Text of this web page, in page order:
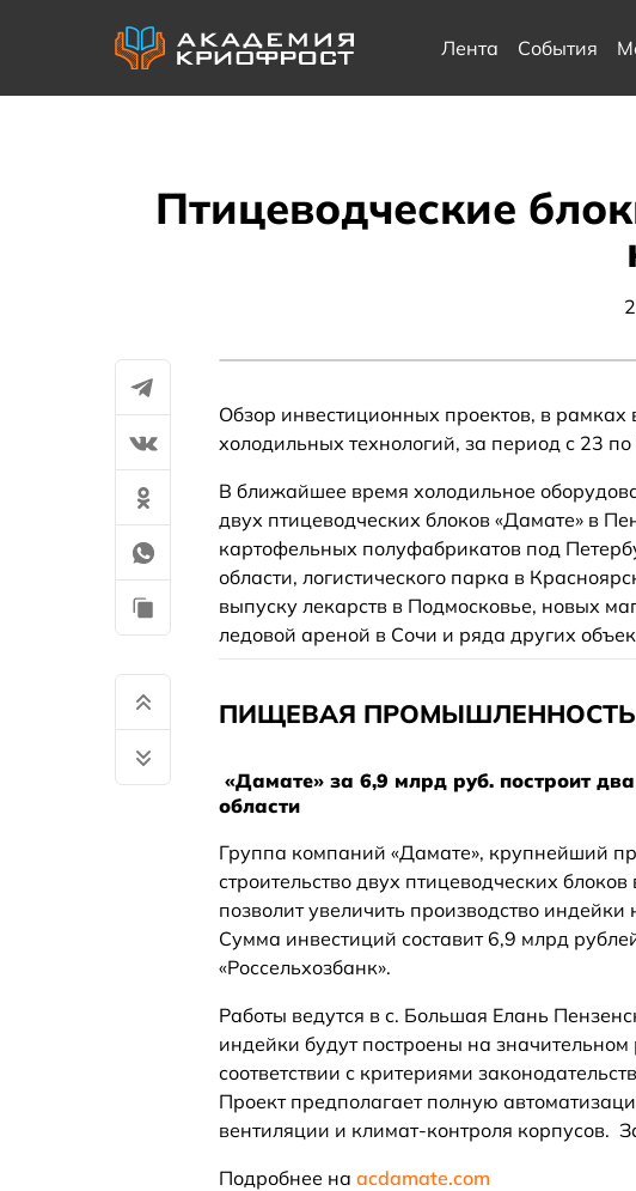
Лента События
Птицеводческие
Обзор инвестиционных проектов, в
холодильных технологий, за период с 23 по
В ближайшее время холодильное
двух птицеводческих блоков «Дамате» в
картофельных полуфабрикатов под
области, логистического парка в
выпуску лекарств в Подмосковье, новых
ледовой ареной в Сочи и ряда других
ПИЩЕВАЯ ПРОМЫШЛЕННОСТЬ
«Дамате» за 6,9 млрд руб. построит
области
Группа компаний «Дамате», крупнейший
строительство двух птицеводческих
позволит увеличить производство
Сумма инвестиций составит 6,9 млрд
«Россельхозбанк».
Работы ведутся в с. Большая Елань
индейки будут построены на
соответствии с критериями
Проект предполагает полную
вентиляции и климат-контроля корпусов.
Подробнее на acdamate.com